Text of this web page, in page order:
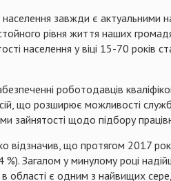
завжди є актуальними
рівня життя наших
населення у віці 15-70 років
роботодавців
що розширює можливості
зайнятості щодо підбору
відзначив, що протягом 2017
Загалом у минулому році
області є одним з найвищих